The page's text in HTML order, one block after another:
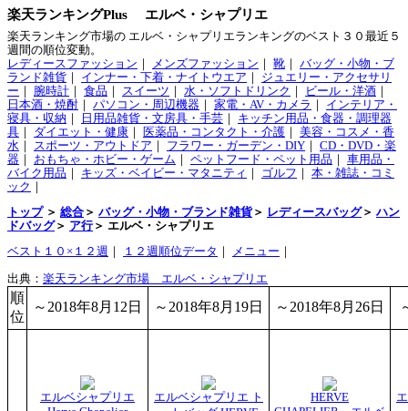
楽天ランキングPlus エルベ・シャプリエ
楽天ランキング市場の エルベ・シャプリエランキングのベスト３０最近５
週間の順位変動。
レディースファッション
メンズファッション 靴
バッグ・小物・ブ
ランド雑貨
インナー・下着・ナイトウエア
ジュエリー・アクセサリ
ー
腕時計 食品 スイーツ 水・ソフトドリンク ビール・洋酒
日本酒・焼酎
パソコン・周辺機器 家電・AV・カメラ
インテリア・
寝具・収納
日用品雑貨・文房具・手芸
キッチン用品・食器・調理器
具
ダイエット・健康 医薬品・コンタクト・介護
美容・コスメ・香
水
スポーツ・アウトドア フラワー・ガーデン・DIY
CD・DVD・楽
器
おもちゃ・ホビー・ゲーム ペットフード・ペット用品
車用品・
バイク用品
キッズ・ベイビー・マタニティ ゴルフ
本・雑誌・コミ
ック
トップ＞ 総合 ＞ バッグ・小物・ブランド雑貨＞ レディースバッグ＞ ハン
ドバッグ＞ ア行＞ エルベ・シャプリエ
ベスト１０×１２週 ｜ １２週順位データ ｜ メニュー ｜
出典： 楽天ランキング市場 エルベ・シャプリエ
順
位
～2018年8月12日 ～2018年8月19日 ～2018年8月26日
エルベシャプリエ
エルベシャプリエ ト
HERVE